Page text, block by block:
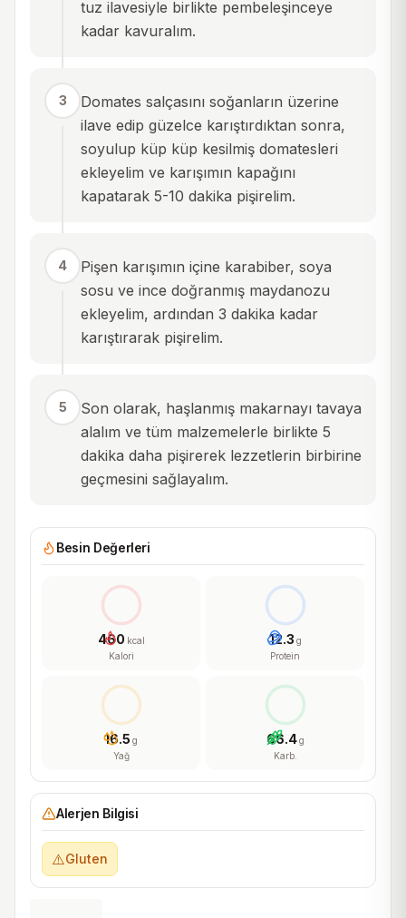
tuz ilavesiyle birlikte pembeleşinceye
kadar kavuralım.
3
Domates salçasını soğanların üzerine
ilave edip güzelce karıştırdıktan sonra,
soyulup küp küp kesilmiş domatesleri
ekleyelim ve karışımın kapağını
kapatarak 5-10 dakika pişirelim.
4
Pişen karışımın içine karabiber, soya
sosu ve ince doğranmış maydanozu
ekleyelim, ardından 3 dakika kadar
karıştırarak pişirelim.
5
Son olarak, haşlanmış makarnayı tavaya
alalım ve tüm malzemelerle birlikte 5
dakika daha pişirerek lezzetlerin birbirine
geçmesini sağlayalım.
Besin Değerleri
460 kcal
Kalori
12.3 g
Protein
16.5 g
Yağ
66.4 g
Karb.
Alerjen Bilgisi
⚠️Gluten